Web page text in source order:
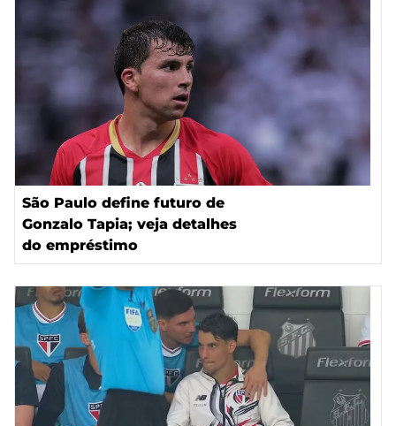
São Paulo define futuro de
Gonzalo Tapia; veja detalhes
do empréstimo